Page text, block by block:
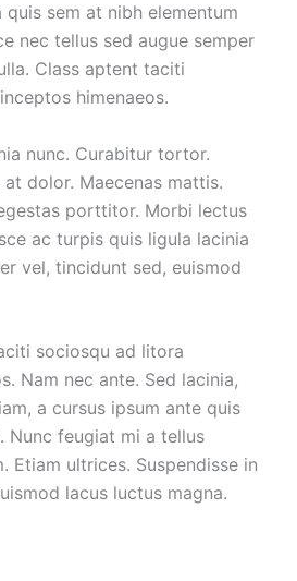
sem at nibh elementum
nec tellus sed augue semper
Class aptent taciti
himenaeos.
nunc. Curabitur tortor.
dolor. Maecenas mattis.
porttitor. Morbi lectus
ac turpis quis ligula lacinia
vel, tincidunt sed, euismod
sociosqu ad litora
Nam nec ante. Sed lacinia,
a cursus ipsum ante quis
Nunc feugiat mi a tellus
Etiam ultrices. Suspendisse in
lacus luctus magna.